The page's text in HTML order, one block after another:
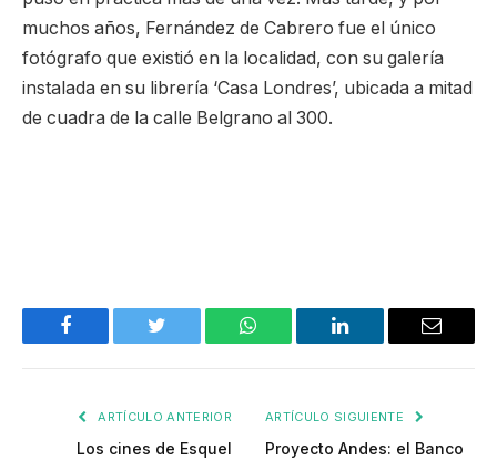
muchos años, Fernández de Cabrero fue el único
fotógrafo que existió en la localidad, con su galería
instalada en su librería ‘Casa Londres’, ubicada a mitad
de cuadra de la calle Belgrano al 300.
Facebook Twitter WhatsApp LinkedIn Email
ARTÍCULO ANTERIOR
Los cines de Esquel
ARTÍCULO SIGUIENTE
Proyecto Andes: el Banco